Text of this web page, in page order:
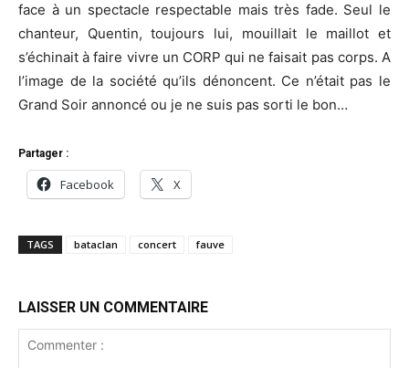
face à un spectacle respectable mais très fade. Seul le
chanteur, Quentin, toujours lui, mouillait le maillot et
s’échinait à faire vivre un CORP qui ne faisait pas corps. A
l’image de la société qu’ils dénoncent. Ce n’était pas le
Grand Soir annoncé ou je ne suis pas sorti le bon…
Partager :
Facebook X
TAGS bataclan concert fauve
LAISSER UN COMMENTAIRE